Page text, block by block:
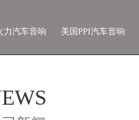
力汽车音响 美国PPI汽车音响